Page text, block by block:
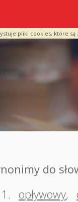
pliki cookies, które
do
1.
opływowy,